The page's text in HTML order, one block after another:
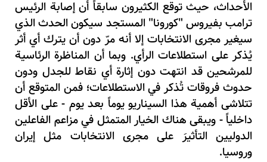
الأحداث، حيث توقع الكثيرون سابقاً أن إصابة الرئيس
ترامب بفيروس "كورونا" المستجد سيكون الحدث الذي
سيغير مجرى الانتخابات إلا أنه مرّ دون أن يترك أي أثر
يُذكر على استطلاعات الرأي. وبما أن المناظرة الرئاسية
للمرشحين قد انتهت دون إثارة أي نقاط للجدل ودون
حدوث فروقات تُذكر في الاستطلاعات؛ فمن المتوقع أن
تتلاشى أهمية هذا السيناريو يوماً بعد يوم - على الأقل
داخلياً - ويبقى هناك الخيار المتمثل في مزاعم الفاعلين
الدوليين التأثيرَ على مجرى الانتخابات مثل إيران
وروسيا.